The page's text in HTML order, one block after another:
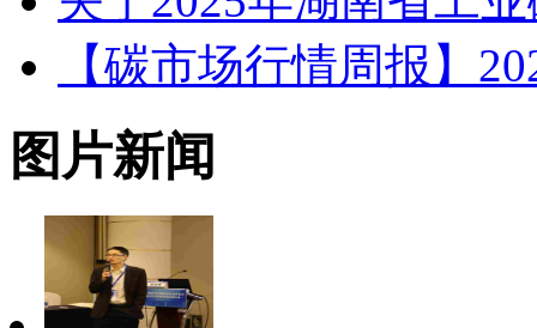
【碳市场行情周报】
图片新闻